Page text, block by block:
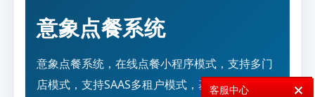
意象点餐系统
意象点餐系统，在线点餐小程序模式，支持多门
店模式，支持SAAS多租户模式，基础技术
客服中心